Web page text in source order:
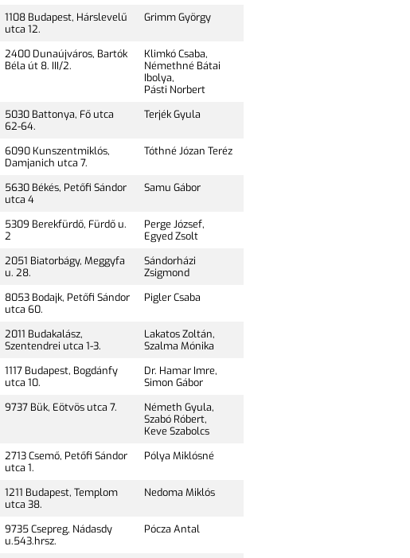
1108 Budapest, Hárslevelű
utca 12.
Grimm György
2400 Dunaújváros, Bartók
Béla út 8. III/2.
Klimkó Csaba,
Némethné Bátai
Ibolya,
Pásti Norbert
5030 Battonya, Fő utca
62-64.
Terjék Gyula
6090 Kunszentmiklós,
Damjanich utca 7.
Tóthné Józan Teréz
5630 Békés, Petőfi Sándor
utca 4
Samu Gábor
5309 Berekfürdő, Fürdő u.
2
Perge József,
Egyed Zsolt
2051 Biatorbágy, Meggyfa
u. 28.
Sándorházi
Zsigmond
8053 Bodajk, Petőfi Sándor
utca 60.
Pigler Csaba
2011 Budakalász,
Szentendrei utca 1-3.
Lakatos Zoltán,
Szalma Mónika
1117 Budapest, Bogdánfy
utca 10.
Dr. Hamar Imre,
Simon Gábor
9737 Bük, Eötvös utca 7.
Németh Gyula,
Szabó Róbert,
Keve Szabolcs
2713 Csemő, Petőfi Sándor
utca 1.
Pólya Miklósné
1211 Budapest, Templom
utca 38.
Nedoma Miklós
9735 Csepreg, Nádasdy
u.543.hrsz.
Pócza Antal